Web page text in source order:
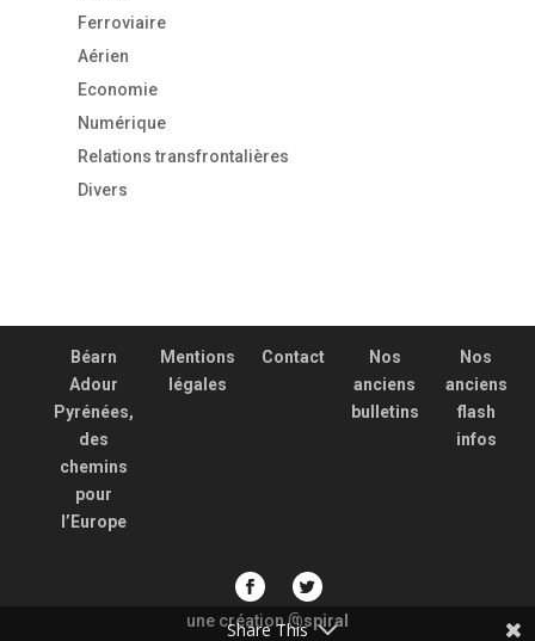
Ferroviaire
Aérien
Economie
Numérique
Relations transfrontalières
Divers
Béarn
Adour
Pyrénées,
des
chemins
pour
l’Europe
Mentions
légales
Contact
Nos
anciens
bulletins
Nos
anciens
flash
infos
une création@spiral
Share This